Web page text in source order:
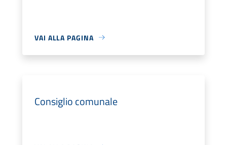
VAI ALLA PAGINA
Consiglio comunale